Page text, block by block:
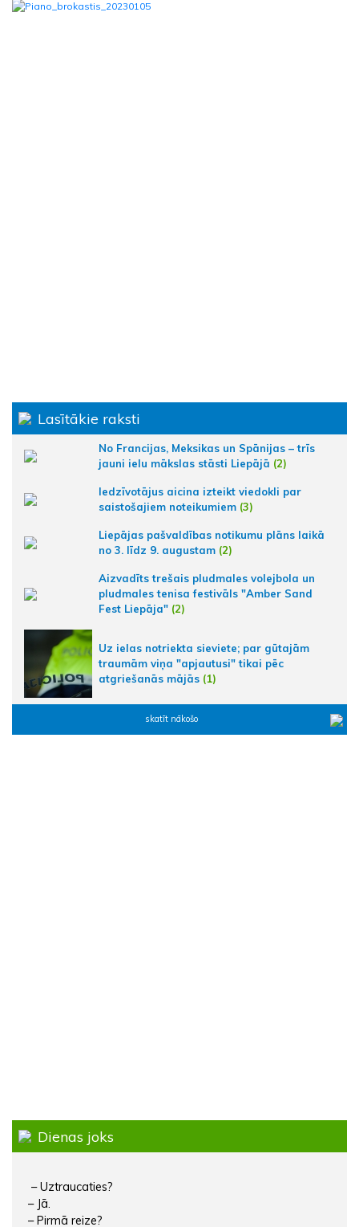
Lasītākie raksti
No Francijas, Meksikas un Spānijas – trīs
jauni ielu mākslas stāsti Liepājā (2)
Iedzīvotājus aicina izteikt viedokli par
saistošajiem noteikumiem (3)
Liepājas pašvaldības notikumu plāns laikā
no 3. līdz 9. augustam (2)
Aizvadīts trešais pludmales volejbola un
pludmales tenisa festivāls "Amber Sand
Fest Liepāja" (2)
Uz ielas notriekta sieviete; par gūtajām
traumām viņa "apjautusi" tikai pēc
atgriešanās mājās (1)
skatīt nākošo
Dienas joks
– Uztraucaties?
– Jā.
– Pirmā reize?